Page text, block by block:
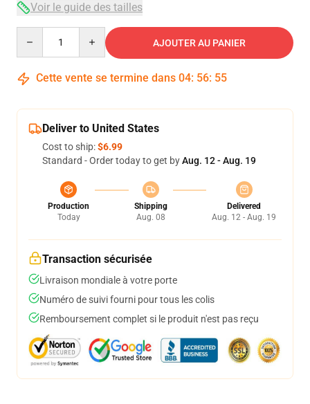
Voir le guide des tailles
AJOUTER AU PANIER
Cette vente se termine dans 04: 56: 54
Deliver to United States
Cost to ship:$6.99
Standard - Order today to get byAug. 12 - Aug. 19
Production
Today
Shipping
Aug. 08
Delivered
Aug. 12 - Aug. 19
Transaction sécurisée
Livraison mondiale à votre porte
Numéro de suivi fourni pour tous les colis
Remboursement complet si le produit n'est pas reçu